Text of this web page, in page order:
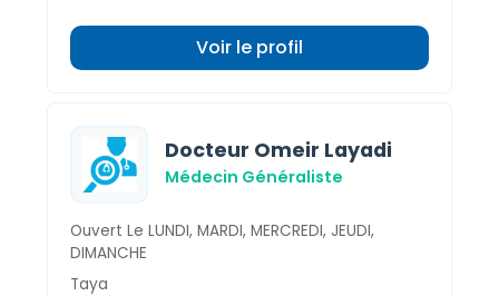
Voir le profil
Docteur Omeir Layadi
Médecin Généraliste
Ouvert Le LUNDI, MARDI, MERCREDI, JEUDI,
DIMANCHE
Taya